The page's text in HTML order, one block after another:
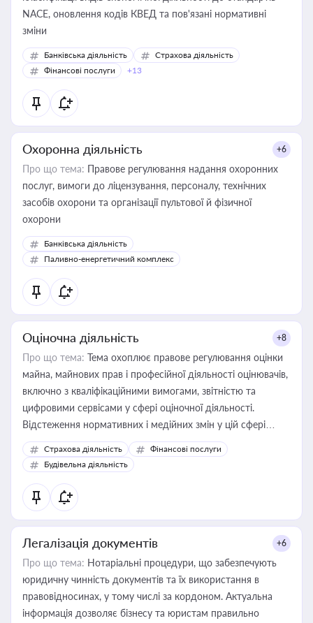
NACE, оновлення кодів КВЕД та пов'язані нормативні
зміни
Банківська діяльність
Страхова діяльність
Фінансові послуги
+13
Охоронна діяльність +6
Про що тема: Правове регулювання надання охоронних
послуг, вимоги до ліцензування, персоналу, технічних
засобів охорони та організації пультової й фізичної
охорони
Банківська діяльність
Паливно-енергетичний комплекс
Оціночна діяльність +8
Про що тема: Тема охоплює правове регулювання оцінки
майна, майнових прав і професійної діяльності оцінювачів,
включно з кваліфікаційними вимогами, звітністю та
цифровими сервісами у сфері оціночної діяльності.
Відстеження нормативних і медійних змін у цій сфері
корисне для власника бізнесу, керівника, юриста або
бухгалтера під час оподаткування, приватизації, оренди
державного майна, корпоративних угод і перевірки
статусу суб'єктів оціночної діяльності
Страхова діяльність
Фінансові послуги
Будівельна діяльність
Легалізація документів +6
Про що тема: Нотаріальні процедури, що забезпечують
юридичну чинність документів та їх використання в
правовідносинах, у тому числі за кордоном. Актуальна
інформація дозволяє бізнесу та юристам правильно